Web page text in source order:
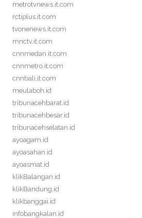
metrotvnews.it.com
rctiplus.it.com
tvonenews.it.com
mnctv.it.com
cnnmedan.it.com
cnnmetro.it.com
cnnbali.it.com
meulaboh.id
tribunacehbarat.id
tribunacehbesar.id
tribunacehselatan.id
ayoagam.id
ayoasahan.id
ayoasmat.id
klikBalangan.id
klikBandung.id
klikbanggai.id
infobangkalan.id